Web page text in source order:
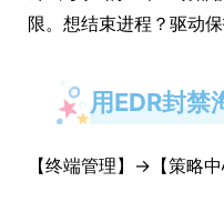
限。想结束进程？驱动保
用EDR封禁
【终端管理】→【策略